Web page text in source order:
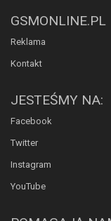
GSMONLINE.PL
Reklama
Kontakt
JESTEŚMY NA:
Facebook
Twitter
Instagram
YouTube